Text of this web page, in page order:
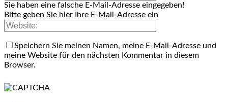
Sie haben eine falsche E-Mail-Adresse eingegeben!
Bitte geben Sie hier Ihre E-Mail-Adresse ein
Speichern Sie meinen Namen, meine E-Mail-Adresse und
meine Website für den nächsten Kommentar in diesem
Browser.